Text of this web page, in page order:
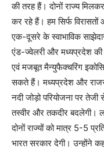
की तरह हैं। दोनों राज्य
कर रहे हैं। हम सिर्फ विरासतों
एक-दूसरे के स्वाभाविक
एंड-ज्वेलरी और मध्यप्रदेश की
एवं मज‍बूत मैन्युफैक्चरिंग
सकते हैं। मध्यप्रदेश और
नदी जोड़ो परियोजना पर तेजी
तस्वीर और तकदीर बदलेगी।
दोनों राज्यों को मात्र 5-5
भारत सरकार देगी। उन्होंने